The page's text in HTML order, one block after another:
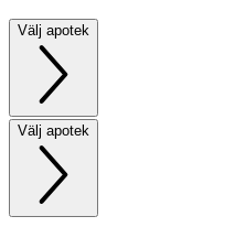
Välj apotek
Välj apotek